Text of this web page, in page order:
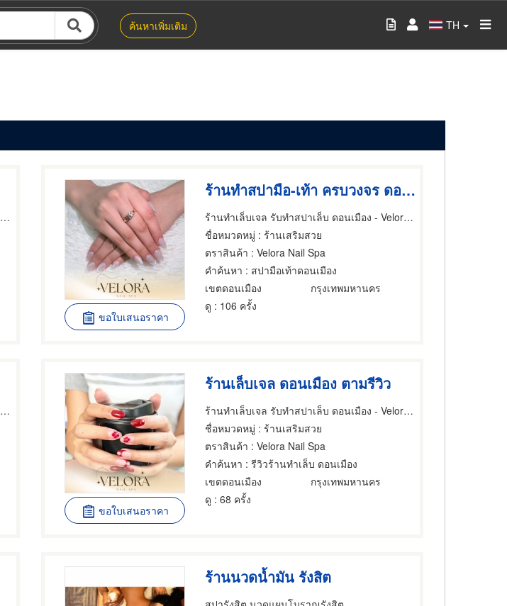
ค้นหาเพิ่มเติม TH
ร้านทำเล็บเจล รับทำสปาเล็บ ดอนเมือง - Velora Nail Spa
ขอใบเสนอราคา
ร้านทำสปามือ-เท้า ครบวงจร ดอนเมือง
ร้านทำเล็บเจล รับทำสปาเล็บ ดอนเมือง - Velora Nail Spa
ชื่อหมวดหมู่ : ร้านเสริมสวย
ตราสินค้า : Velora Nail Spa
คำค้นหา : สปามือเท้าดอนเมือง
เขตดอนเมือง
กรุงเทพมหานคร
ดู : 106 ครั้ง
ร้านทำเล็บเจล รับทำสปาเล็บ ดอนเมือง - Velora Nail Spa
ขอใบเสนอราคา
ร้านเล็บเจล ดอนเมือง ตามรีวิว
ร้านทำเล็บเจล รับทำสปาเล็บ ดอนเมือง - Velora Nail Spa
ชื่อหมวดหมู่ : ร้านเสริมสวย
ตราสินค้า : Velora Nail Spa
คำค้นหา : รีวิวร้านทำเล็บ ดอนเมือง
เขตดอนเมือง
กรุงเทพมหานคร
ดู : 68 ครั้ง
ร้านนวดน้ำมัน รังสิต